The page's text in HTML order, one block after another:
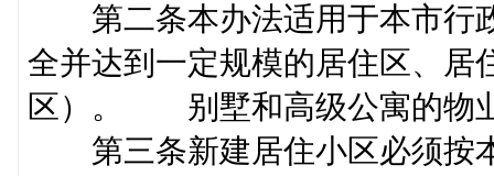
第二条本办法适用于本市行
全并达到一定规模的居住区、居
区）。 别墅和高级公寓的
第三条新建居住小区必须按